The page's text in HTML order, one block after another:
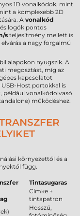
1D vonalkódok, mint
a komplexebb 2D
A vonalkód
logók pontos
steljesítmény mellett is
a nagy forgalmú
alapokon nyugszik. A
megosztást, míg az
kapcsolatot
USB-Host portokkal is
például vonalkódolvasó
működéshez.
környezettől és a
függ.
Tintasugaras
Címke +
tintapatron
Hosszú,